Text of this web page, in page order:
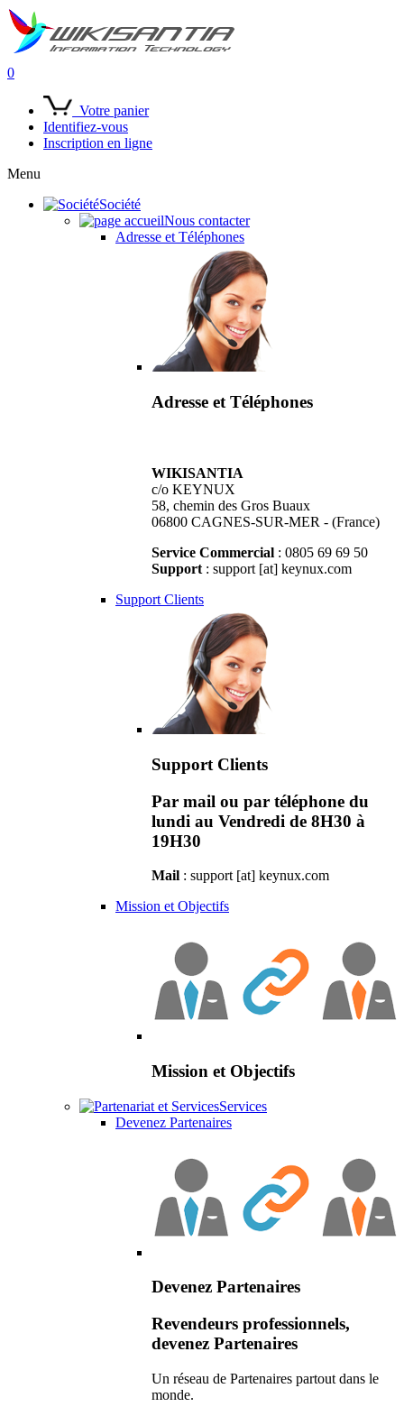
0
Votre panier
Identifiez-vous
Inscription en ligne
Menu
Société
Nous contacter
Adresse et Téléphones
Adresse et Téléphones
WIKISANTIA
c/o KEYNUX
58, chemin des Gros Buaux
06800 CAGNES-SUR-MER - (France)
Service Commercial : 0805 69 69 50
Support : support [at] keynux.com
Support Clients
Support Clients
Par mail ou par téléphone du
lundi au Vendredi de 8H30 à
19H30
Mail : support [at] keynux.com
Mission et Objectifs
Mission et Objectifs
Services
Devenez Partenaires
Devenez Partenaires
Revendeurs professionnels,
devenez Partenaires
Un réseau de Partenaires partout dans le
monde.